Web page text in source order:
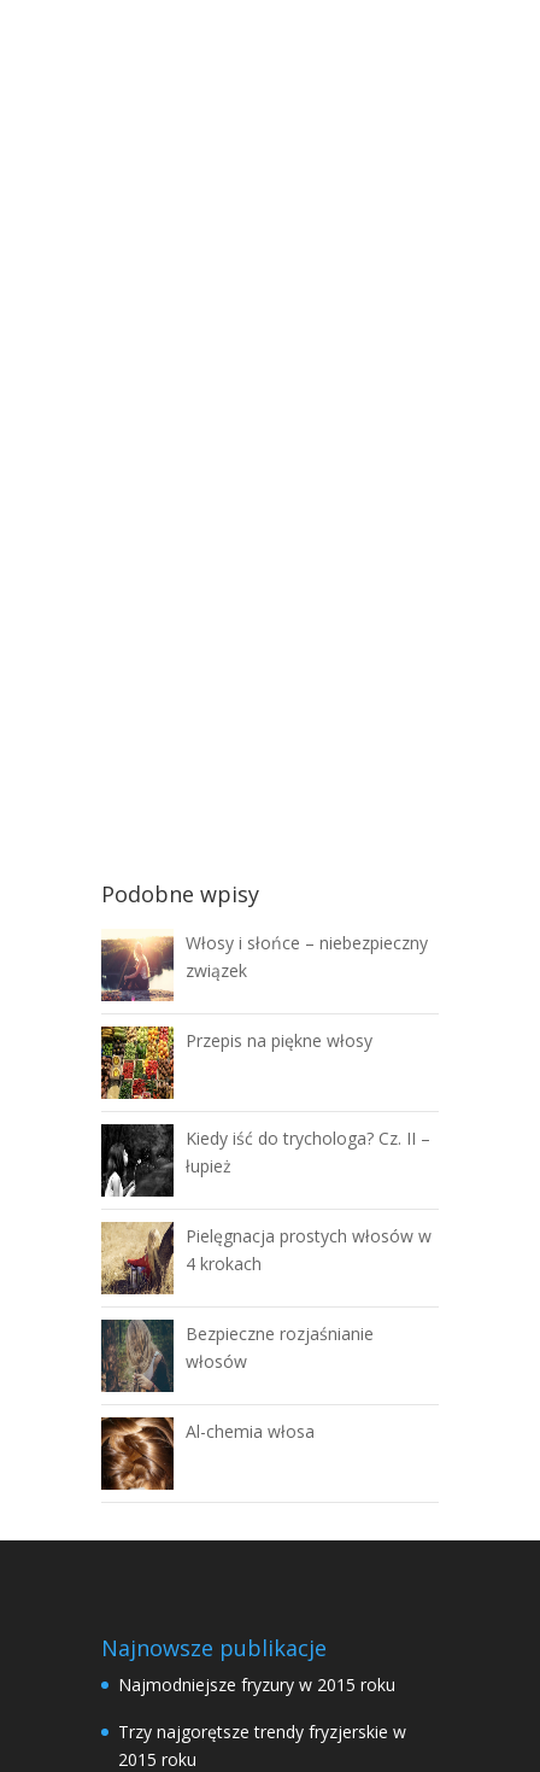
Podobne wpisy
Włosy i słońce – niebezpieczny
związek
Przepis na piękne włosy
Kiedy iść do trychologa? Cz. II –
łupież
Pielęgnacja prostych włosów w
4 krokach
Bezpieczne rozjaśnianie
włosów
Al-chemia włosa
Najnowsze publikacje
Najmodniejsze fryzury w 2015 roku
Trzy najgorętsze trendy fryzjerskie w
2015 roku